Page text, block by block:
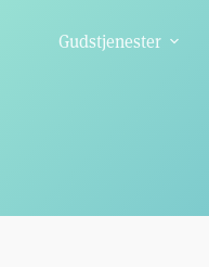
Gudstjenester